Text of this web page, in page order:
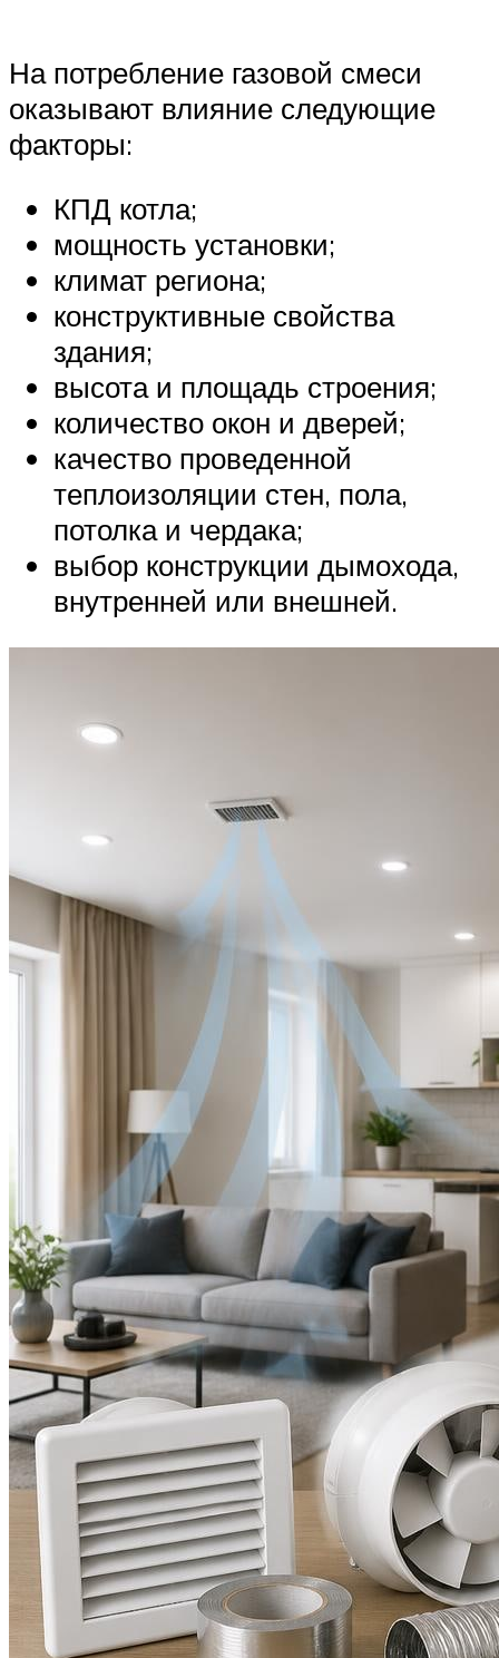
На потребление газовой смеси
оказывают влияние следующие
факторы:
КПД котла;
мощность установки;
климат региона;
конструктивные свойства
здания;
высота и площадь строения;
количество окон и дверей;
качество проведенной
теплоизоляции стен, пола,
потолка и чердака;
выбор конструкции дымохода,
внутренней или внешней.